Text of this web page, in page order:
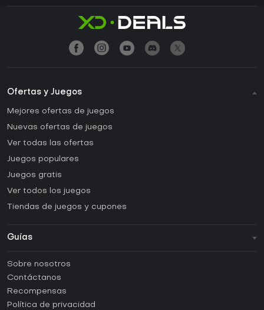
Ofertas y Juegos
Mejores ofertas de juegos
Nuevas ofertas de juegos
Ver todas las ofertas
Juegos populares
Juegos gratis
Ver todos los juegos
Tiendas de juegos y cupones
Guías
Guías y tutoriales
¿Cómo activar una CD Key de Steam?
¿Cómo activar una CD Key de Epic Games?
Sobre nosotros
Contáctanos
Recompensas
Política de privacidad